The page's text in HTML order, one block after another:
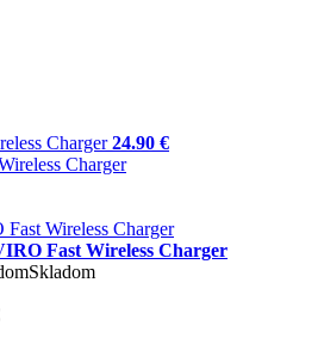
Charger24.90 €
Fast Wireless Charger
Skladom